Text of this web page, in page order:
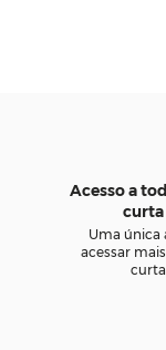
Acesso a
Uma única
acessar